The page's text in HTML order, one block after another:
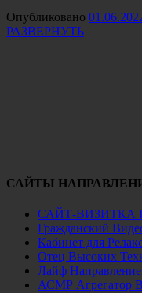
Опубликовано
РАЗВЕРНУТЬ
САЙТЫ
САЙТ-ВИЗИТКА
Гражданский
Кабинет для
Отец Высоких
Лайф
АСМР Агрегатор